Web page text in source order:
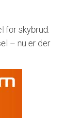
for skybrud.
– nu er der